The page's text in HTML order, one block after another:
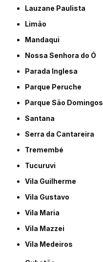
Lauzane Paulista
Limão
Mandaqui
Nossa Senhora do Ó
Parada Inglesa
Parque Peruche
Parque São Domingos
Santana
Serra da Cantareira
Tremembé
Tucuruvi
Vila Guilherme
Vila Gustavo
Vila Maria
Vila Mazzei
Vila Medeiros